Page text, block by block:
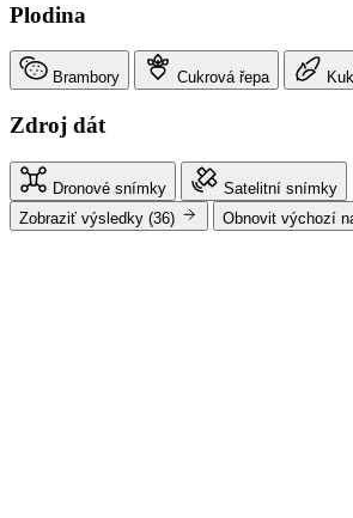
Plodina
Brambory Cukrová řepa
Zdroj dát
Dronové snímky
Satelitní snímky
Zobraziť výsledky (36) Obnovit výchozí